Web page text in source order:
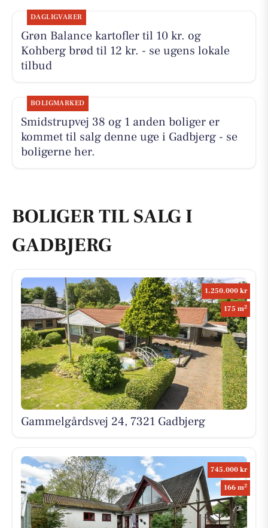
DAGLIGVARER
Grøn Balance kartofler til 10 kr. og
Kohberg brød til 12 kr. - se ugens lokale
tilbud
BOLIGMARKED
Smidstrupvej 38 og 1 anden boliger er
kommet til salg denne uge i Gadbjerg - se
boligerne her.
BOLIGER TIL SALG I
GADBJERG
1.250.000 kr
175 m2
Gammelgårdsvej 24, 7321 Gadbjerg
745.000 kr
166 m2